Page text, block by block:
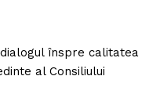
înspre calitatea
al Consiliului